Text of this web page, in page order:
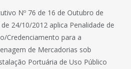
Nº 76 de 16 de Outubro de
24/10/2012 aplica Penalidade de
Credenciamento para a
de Mercadorias sob
Portuária de Uso Público